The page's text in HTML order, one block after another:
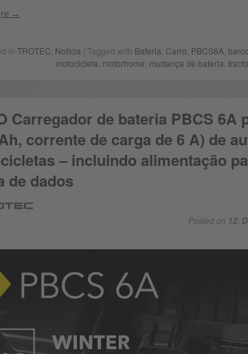
in TROTEC Notícia | Tagged with Bateria Carro PBCS6A barco
motocicleta motorhome mudança de bateria
Carregador de bateria PBCS 6A
corrente de carga de 6 A) de
– incluindo alimentação
de dados
Posted on 12.